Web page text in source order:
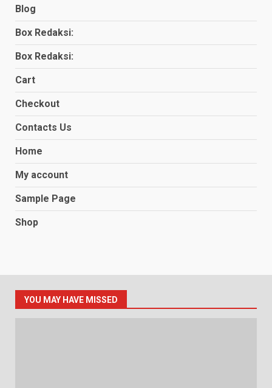
Blog
Box Redaksi:
Box Redaksi:
Cart
Checkout
Contacts Us
Home
My account
Sample Page
Shop
YOU MAY HAVE MISSED